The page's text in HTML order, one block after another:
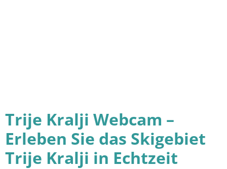
Trije Kralji Webcam –
Erleben Sie das Skigebiet
Trije Kralji in Echtzeit